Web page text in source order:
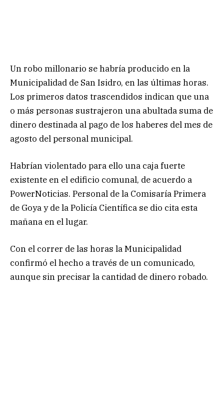
Un robo millonario se habría producido en la
Municipalidad de San Isidro, en las últimas horas.
Los primeros datos trascendidos indican que una
o más personas sustrajeron una abultada suma de
dinero destinada al pago de los haberes del mes de
agosto del personal municipal.
Habrían violentado para ello una caja fuerte
existente en el edificio comunal, de acuerdo a
PowerNoticias. Personal de la Comisaría Primera
de Goya y de la Policía Científica se dio cita esta
mañana en el lugar.
Con el correr de las horas la Municipalidad
confirmó el hecho a través de un comunicado,
aunque sin precisar la cantidad de dinero robado.